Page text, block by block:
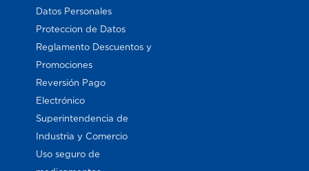
Datos Personales
Proteccion de Datos
Reglamento Descuentos y
Promociones
Reversión Pago
Electrónico
Superintendencia de
Industria y Comercio
Uso seguro de